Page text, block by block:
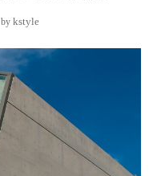
by kstyle